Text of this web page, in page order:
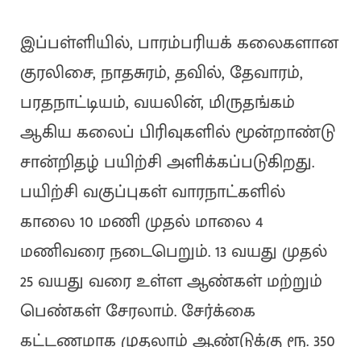
இப்பள்ளியில், பாரம்பரியக் கலைகளான
குரலிசை, நாதசுரம், தவில், தேவாரம்,
பரதநாட்டியம், வயலின், மிருதங்கம்
ஆகிய கலைப் பிரிவுகளில் மூன்றாண்டு
சான்றிதழ் பயிற்சி அளிக்கப்படுகிறது.
பயிற்சி வகுப்புகள் வாரநாட்களில்
காலை 10 மணி முதல் மாலை 4
மணிவரை நடைபெறும். 13 வயது முதல்
25 வயது வரை உள்ள ஆண்கள் மற்றும்
பெண்கள் சேரலாம். சேர்க்கை
கட்டணமாக முதலாம் ஆண்டுக்கு ரூ. 350